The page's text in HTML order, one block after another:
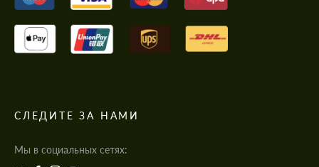
СЛЕДИТЕ ЗА НАМИ
Мы в социальных сетях: